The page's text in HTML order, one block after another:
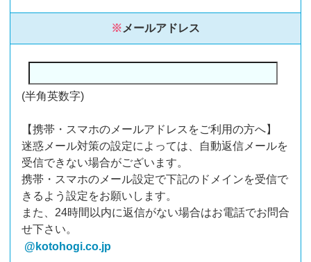
※ メールアドレス
(半角英数字)
【携帯・スマホのメールアドレスをご利用の方へ】
迷惑メール対策の設定によっては、自動返信メールを
受信できない場合がございます。
携帯・スマホのメール設定で下記のドメインを受信で
きるよう設定をお願いします。
また、24時間以内に返信がない場合はお電話でお問合
せ下さい。
@kotohogi.co.jp